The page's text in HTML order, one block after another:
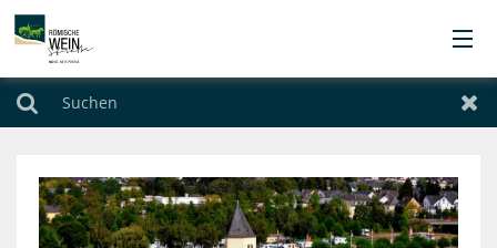
Orte
Übernachten
Urlaubsthemen